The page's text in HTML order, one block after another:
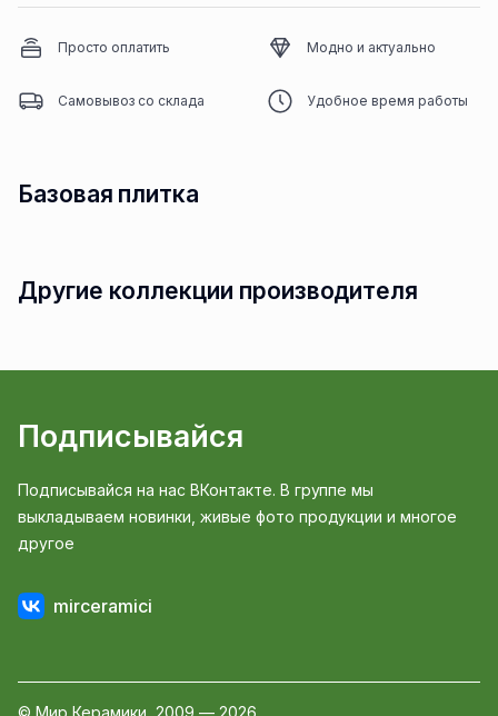
Просто оплатить Модно и актуально
Самовывоз со склада Удобное время работы
Базовая плитка
Другие коллекции производителя
Подписывайся
Подписывайся на нас ВКонтакте. В группе мы
выкладываем новинки, живые фото продукции и многое
другое
mirceramici
© Мир Керамики, 2009 — 2026